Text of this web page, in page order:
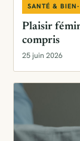
SANTÉ & BIEN-
Plaisir
compris
25 juin 2026